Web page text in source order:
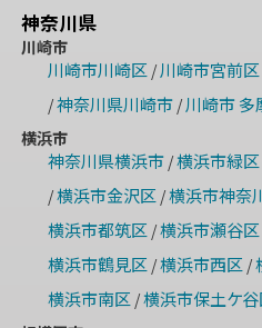
神奈川県
川崎市
川崎市川崎区/川崎市宮前区
/神奈川県川崎市/川崎市 多
横浜市
神奈川県横浜市/横浜市緑区
/横浜市金沢区/横浜市神奈
横浜市都筑区/横浜市瀬谷区
横浜市鶴見区/横浜市西区/
横浜市南区/横浜市保土ケ